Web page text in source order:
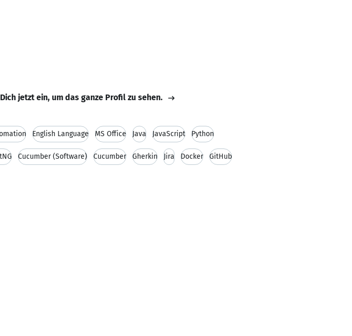
jetzt ein, um das ganze Profil zu sehen.
English Language MS Office Java JavaScript Python
Cucumber (Software) Cucumber Gherkin Jira Docker GitHub